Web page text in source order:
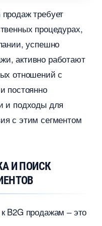
требует
процедурах,
успешно
активно работают
отношений с
постоянно
и подходы для
с этим сегментом
И ПОИСК
B2G продажам ‒ это